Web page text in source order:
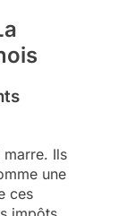
Ils
une
ces